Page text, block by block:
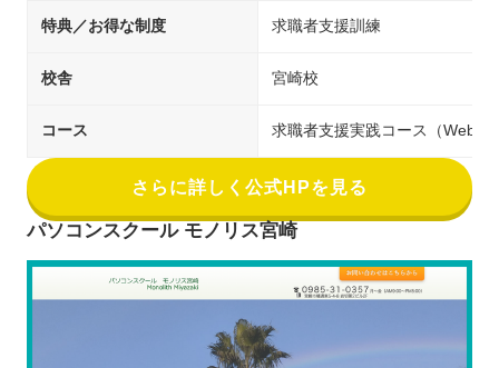
特典／お得な制度 求職者支援訓練
校舎 宮崎校
コース 求職者支援実践コース（Webサ
さらに詳しく公式HPを見る
パソコンスクール モノリス宮崎